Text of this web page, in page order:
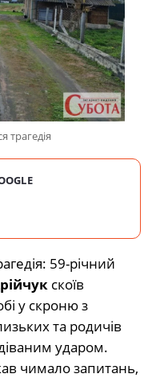
трагедія
59-річний
скоїв
у скроню з
та родичів
ударом.
чимало запитань,